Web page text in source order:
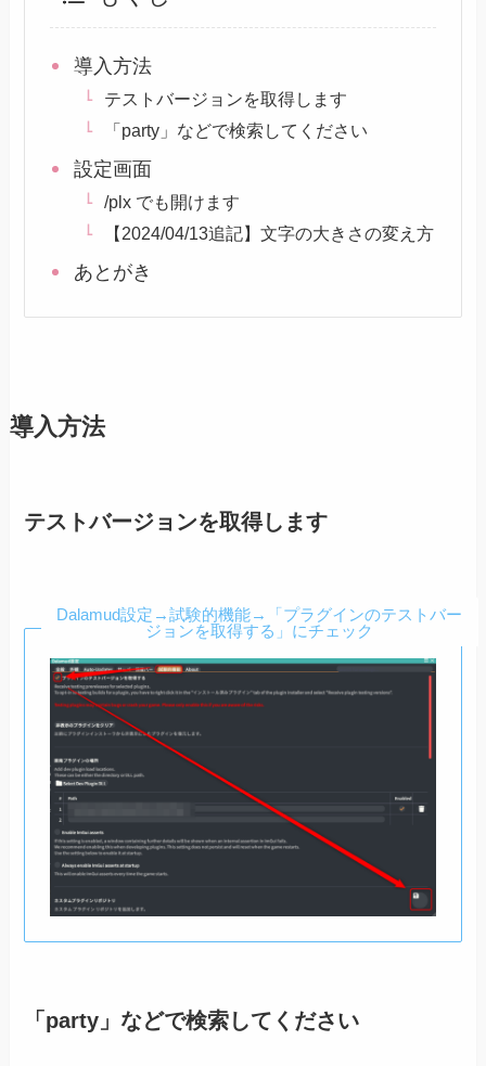
導入方法
テストバージョンを取得します
「party」などで検索してください
設定画面
/plx でも開けます
【2024/04/13追記】文字の大きさの変え方
あとがき
導入方法
テストバージョンを取得します
Dalamud設定→試験的機能→「プラグインのテストバー
ジョンを取得する」にチェック
「party」などで検索してください